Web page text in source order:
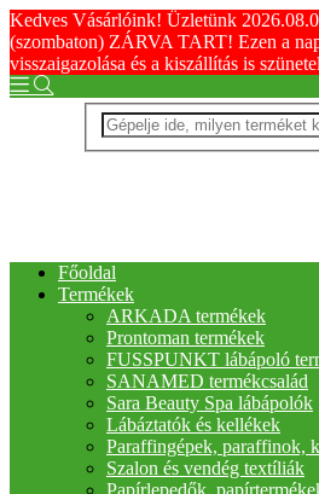
Kedves Vásárlóink! Üzletünk
(szombaton) ZÁRVA TART! Ezen a
visszaigazolása és a kiszállítás is
Főoldal
Termékek
ARKADA termékek
Prontoman termékek
FUSSPUNKT lábápoló
SANAMED termékcsalád
Sara Beauty Spa lábápolók
Lábáztatók és kellékek
Paraffingépek, paraffinok,
Szalon és vendég textíliák
Papírlepedők,